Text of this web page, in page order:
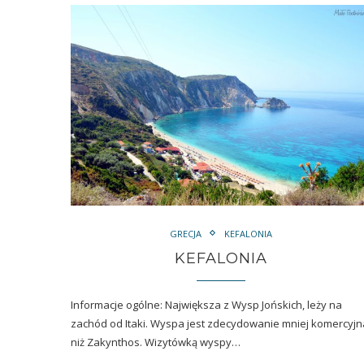
GRECJA KEFALONIA
KEFALONIA
Informacje ogólne: Największa z Wysp Jońskich, leży na
zachód od Itaki. Wyspa jest zdecydowanie mniej
niż Zakynthos. Wizytówką wyspy…